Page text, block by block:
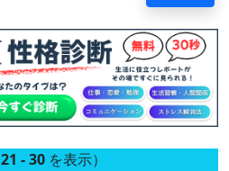
21 - 30 を表示）